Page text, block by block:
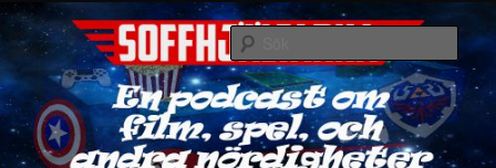
Hoppa
primärt
innehållSoffhjältarna
En podcast om film, spel & andra nördigheter
Sök